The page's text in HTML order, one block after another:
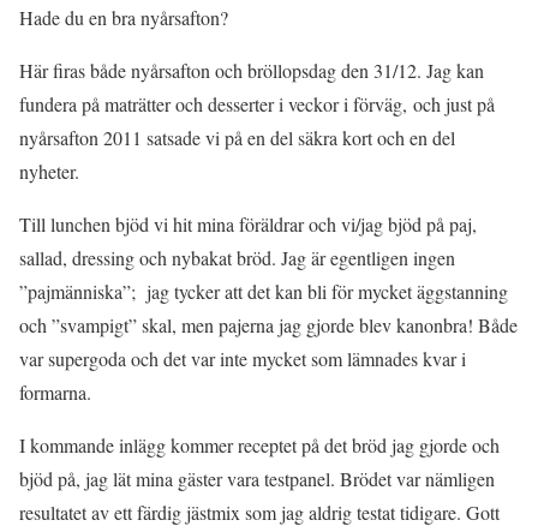
Hade du en bra nyårsafton?
Här firas både nyårsafton och bröllopsdag den 31/12. Jag kan
fundera på maträtter och desserter i veckor i förväg, och just på
nyårsafton 2011 satsade vi på en del säkra kort och en del
nyheter.
Till lunchen bjöd vi hit mina föräldrar och vi/jag bjöd på paj,
sallad, dressing och nybakat bröd. Jag är egentligen ingen
”pajmänniska”; jag tycker att det kan bli för mycket äggstanning
och ”svampigt” skal, men pajerna jag gjorde blev kanonbra! Både
var supergoda och det var inte mycket som lämnades kvar i
formarna.
I kommande inlägg kommer receptet på det bröd jag gjorde och
bjöd på, jag lät mina gäster vara testpanel. Brödet var nämligen
resultatet av ett färdig jästmix som jag aldrig testat tidigare. Gott